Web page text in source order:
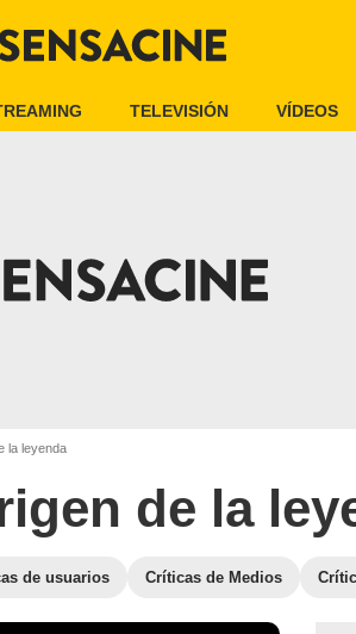
TELEVISIÓN VÍDEOS
la leyenda
de la
de usuarios Críticas de Medios